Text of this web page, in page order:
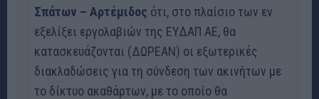
Σπάτων – Αρτέμιδος ότι, στο πλαίσιο των εν
εξελίξει εργολαβιών της ΕΥΔΑΠ ΑΕ, θα
κατασκευάζονται (ΔΩΡΕΑΝ) οι εξωτερικές
διακλαδώσεις για τη σύνδεση των ακινήτων με
το δίκτυο ακαθάρτων, με το οποίο θα